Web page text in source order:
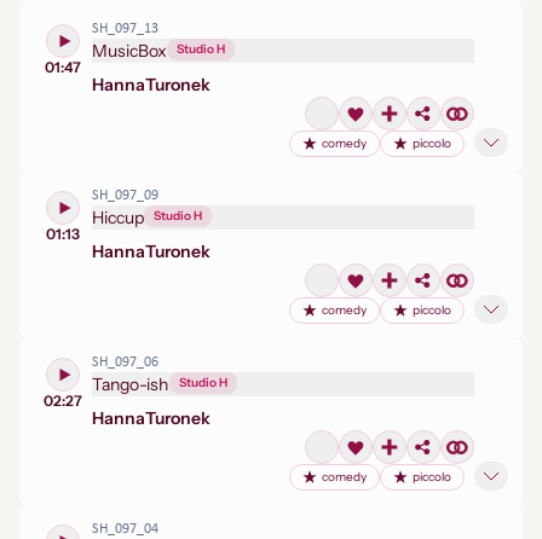
01:47
SH_097_13
MusicBox Studio H
HannaTuronek
comedy piccolo
01:13
SH_097_09
Hiccup Studio H
HannaTuronek
comedy piccolo
02:27
SH_097_06
Tango-ish Studio H
HannaTuronek
comedy piccolo
SH_097_04